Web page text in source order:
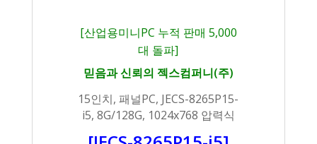
[산업용미니PC 누적 판매 5,000
대 돌파]
믿음과 신뢰의 젝스컴퍼니(주)
15인치, 패널PC, JECS-8265P15-
i5, 8G/128G, 1024x768 압력식